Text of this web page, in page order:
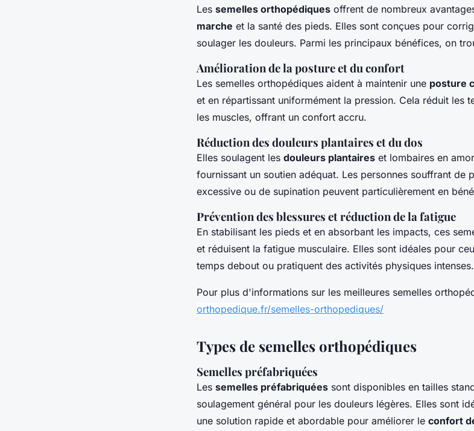
Les semelles orthopédiques offrent de nombreux
marche et la santé des pieds. Elles sont conçues pour
soulager les douleurs. Parmi les principaux bénéfices, on
Amélioration de la posture et du confort
Les semelles orthopédiques aident à maintenir une posture
et en répartissant uniformément la pression. Cela réduit les
les muscles, offrant un confort accru.
Réduction des douleurs plantaires et du dos
Elles soulagent les douleurs plantaires et lombaires en
fournissant un soutien adéquat. Les personnes souffrant de
excessive ou de supination peuvent particulièrement en
Prévention des blessures et réduction de la fatigue
En stabilisant les pieds et en absorbant les impacts, ces
et réduisent la fatigue musculaire. Elles sont idéales pour
temps debout ou pratiquent des activités physiques intenses.
Pour plus d'informations sur les meilleures semelles
orthopedique.fr/semelles-orthopediques/
Types de semelles orthopédiques
Semelles préfabriquées
Les semelles préfabriquées sont disponibles en tailles
soulagement général pour les douleurs légères. Elles sont
une solution rapide et abordable pour améliorer le confort